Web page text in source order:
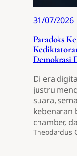
31/07/2026
Paradoks
Demokrasi
Di era
justru
suara,
kebenaran
chamber,
Theodardus